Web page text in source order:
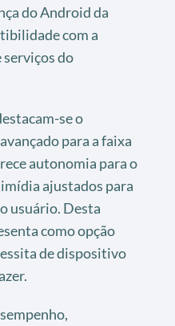
do Android da
com a
do
se o
para a faixa
autonomia para o
ajustados para
usuário. Desta
como opção
de dispositivo